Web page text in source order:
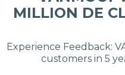
MILLION DE
Experience Feedback:
customers in 5